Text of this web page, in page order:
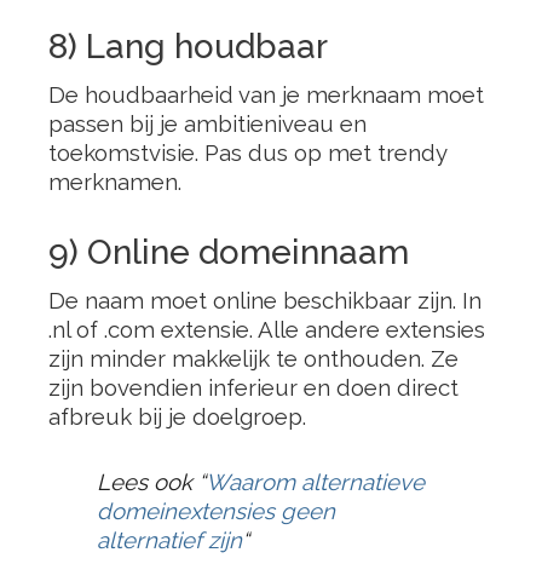
8) Lang houdbaar
De houdbaarheid van je merknaam moet
passen bij je ambitieniveau en
toekomstvisie. Pas dus op met trendy
merknamen.
9) Online domeinnaam
De naam moet online beschikbaar zijn. In
.nl of .com extensie. Alle andere extensies
zijn minder makkelijk te onthouden. Ze
zijn bovendien inferieur en doen direct
afbreuk bij je doelgroep.
Lees ook “Waarom alternatieve
domeinextensies geen
alternatief zijn“